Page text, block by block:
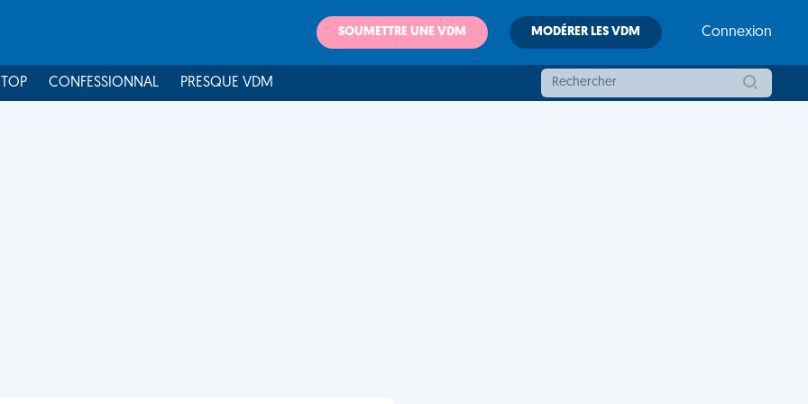
SOUMETTRE UNE VDM MODÉRER LES VDM Connexion
CONFESSIONNAL PRESQUE VDM